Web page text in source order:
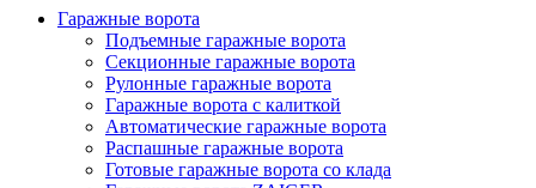
Гаражные ворота
Подъемные гаражные ворота
Секционные гаражные ворота
Рулонные гаражные ворота
Гаражные ворота с калиткой
Автоматические гаражные ворота
Распашные гаражные ворота
Готовые гаражные ворота со клада